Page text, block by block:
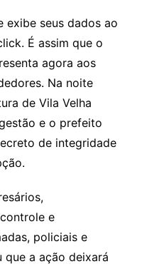
exibe seus dados ao
É assim que o
agora aos
Na noite
de Vila Velha
e o prefeito
de integridade
e
policiais e
a ação deixará